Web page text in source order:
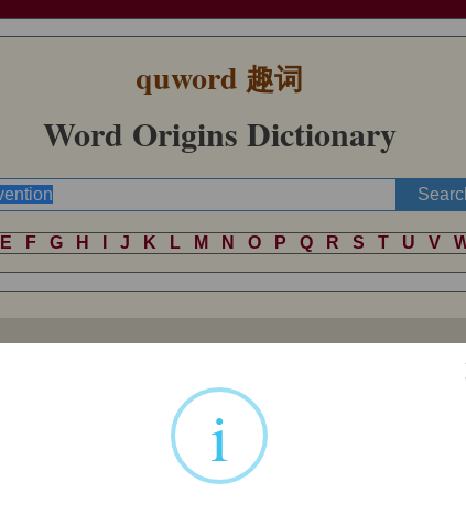
quword 趣词
Word Origins Dictionary
E F G H J K L M N O P Q R S T U V
"come in
i